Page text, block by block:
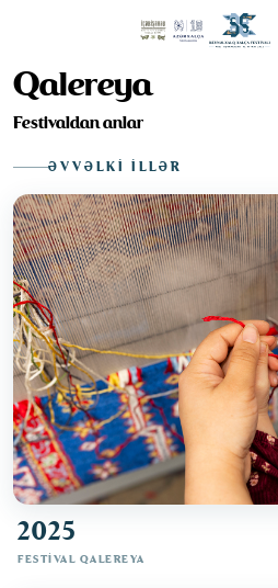
Qalereya
Festivaldan anlar
ƏVVƏLKI İLLƏR
2025
FESTIVAL QALEREYA